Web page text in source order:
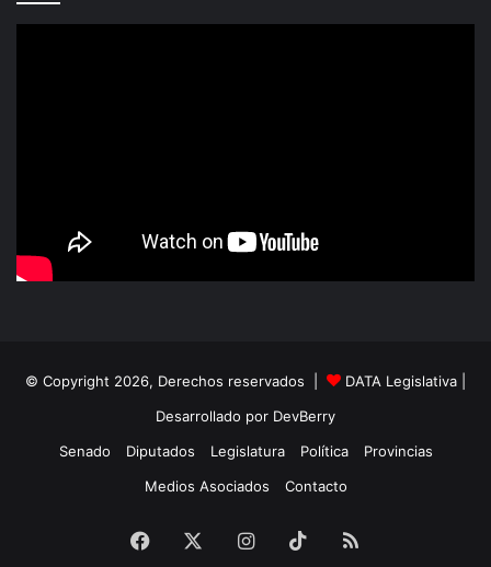
© Copyright 2026, Derechos reservados | DATA Legislativa
Desarrollado por DevBerry
Senado
Diputados Legislatura Política
Provincias
Medios Asociados
Contacto
Facebook Instagram
TikTok